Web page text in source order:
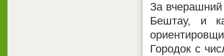
За
Бештау, и
Городок с